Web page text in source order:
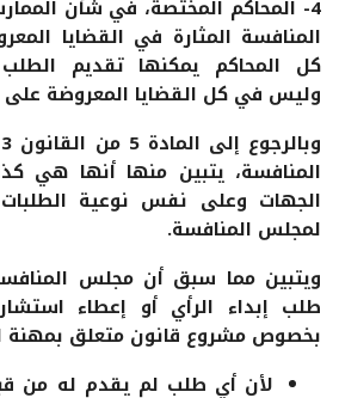
4- المحاكم المختصة، في شأن
المنافسة المثارة في القضايا
كل المحاكم يمكنها تقديم
وليس في كل القضايا المعروضة على
المنافسة، يتبين منها أنها
الجهات وعلى نفس نوعية
لمجلس المنافسة.
ويتبين مما سبق أن مجلس
طلب إبداء الرأي أو إعطاء
بخصوص مشروع قانون متعلق بمهنة
لأن أي طلب لم يقدم له من